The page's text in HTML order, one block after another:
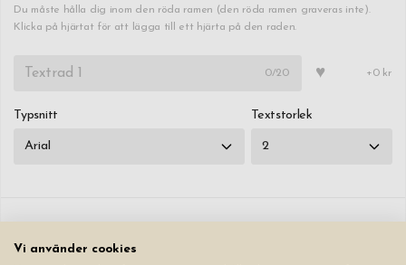
Du måste hålla dig inom den röda ramen (den röda ramen graveras inte).
Klicka på hjärtat för att lägga till ett hjärta på den raden.
0/20 ♥ +0 kr
Typsnitt Textstorlek
Vi använder cookies